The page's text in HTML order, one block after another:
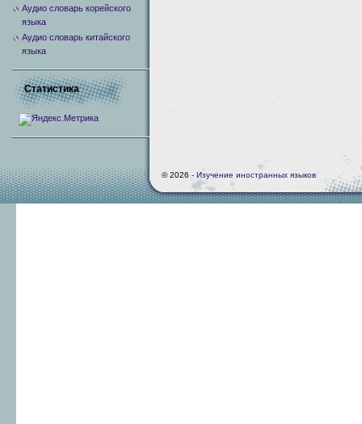
Аудио словарь корейского
языка
Аудио словарь китайского
языка
Статистика
© 2026 - Изучение иностранных языков